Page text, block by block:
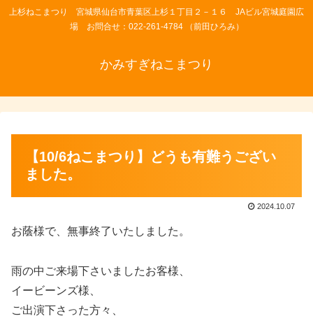
上杉ねこまつり 宮城県仙台市青葉区上杉１丁目２－１６ JAビル宮城庭園広
場 お問合せ：022-261-4784 （前田ひろみ）
かみすぎねこまつり
【10/6ねこまつり】どうも有難うござい
ました。
2024.10.07
お蔭様で、無事終了いたしました。
雨の中ご来場下さいましたお客様、
イービーンズ様、
ご出演下さった方々、